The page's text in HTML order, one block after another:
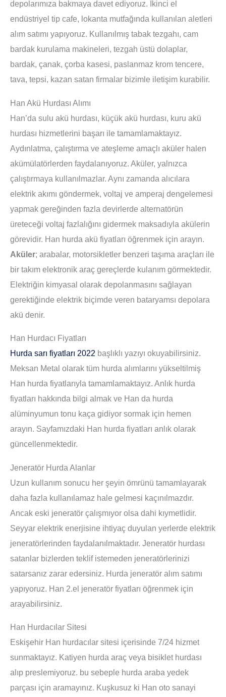
depolarımıza bakmaya davet ediyoruz. İkinci el
endüstriyel tip cafe, lokanta mutfağında kullanılan aletleri
alım satımı yapıyoruz. Kullanılmış tabak tezgahı, cam
bardak kurulama makineleri, tezgah üstü dolaplar,
bardak, çanak, çorba kasesi, paslanmaz krom tencere,
tava, tepsi, kazan satan firmalar bizimle iletişim kurabilir.
Han Akü Hurdası Alımı
Han’da sulu akü hurdası, küçük akü hurdası, kuru akü
hurdası hizmetlerini başarı ile tamamlamaktayız.
Aydınlatma, çalıştırma ve ateşleme amaçlı aküler halen
akümülatörlerden faydalanıyoruz. Aküler, yalnızca
çalıştırmaya kullanılmazlar. Aynı zamanda alıcılara
elektrik akımı göndermek, voltaj ve amperaj dengelemesi
yapmak gereğinden fazla devirlerde alternatörün
üreteceği voltaj fazlalığını gidermek maksadıyla akülerin
görevidir. Han hurda akü fiyatları öğrenmek için arayın.
Aküler; arabalar, motorsikletler benzeri taşıma araçları ile
bir takım elektronik araç gereçlerde kulanım görmektedir.
Elektriğin kimyasal olarak depolanmasını sağlayan
gerektiğinde elektrik biçimde veren bataryamsı depolara
akü denir.
Han Hurdacı Fiyatları
Hurda sarı fiyatları 2022 başlıklı yazıyı okuyabilirsiniz.
Meksan Metal olarak tüm hurda alımlarını yükseltilmiş
Han hurda fiyatlarıyla tamamlamaktayız. Anlık hurda
fiyatları hakkında bilgi almak ve Han da hurda
alüminyumun tonu kaça gidiyor sormak için hemen
arayın. Sayfamızdaki Han hurda fiyatları anlık olarak
güncellenmektedir.
Jeneratör Hurda Alanlar
Uzun kullanım sonucu her şeyin ömrünü tamamlayarak
daha fazla kullanılamaz hale gelmesi kaçınılmazdır.
Ancak eski jeneratör çalışmıyor olsa dahi kıymetlidir.
Seyyar elektrik enerjisine ihtiyaç duyulan yerlerde elektrik
jeneratörlerinden faydalanılmaktadır. Jeneratör hurdası
satanlar bizlerden teklif istemeden jeneratörlerinizi
satarsanız zarar edersiniz. Hurda jeneratör alım satımı
yapıyoruz. Han 2.el jeneratör fiyatları öğrenmek için
arayabilirsiniz.
Han Hurdacılar Sitesi
Eskişehir Han hurdacılar sitesi içerisinde 7/24 hizmet
sunmaktayız. Katiyen hurda araç veya bisiklet hurdası
alıp preslemiyoruz. bu sebeple hurda araba yedek
parçası için aramayınız. Kuşkusuz ki Han oto sanayi